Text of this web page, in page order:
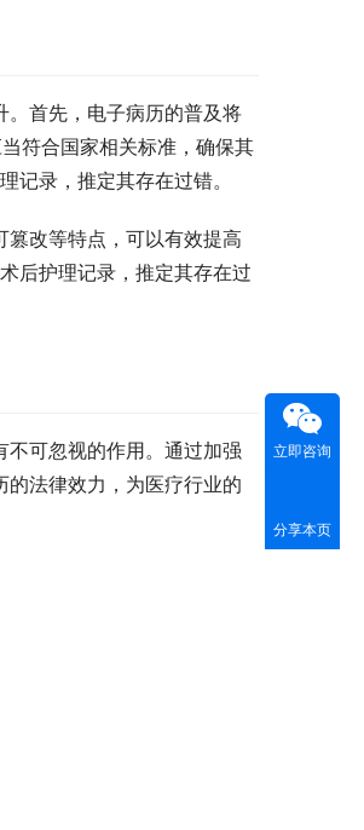
。首先，电子病历的普及将
符合国家相关标准，确保其
录，推定其存在过错。
改等特点，可以有效提高
后护理记录，推定其存在过
可忽视的作用。通过加强
法律效力，为医疗行业的
立即咨询
分享本页